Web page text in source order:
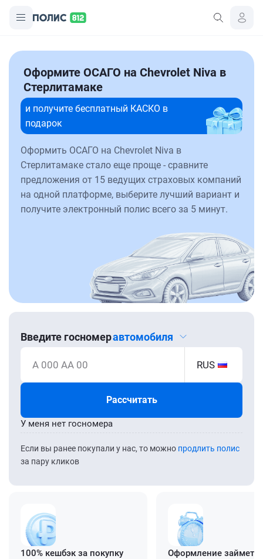
Оформите ОСАГО на Chevrolet Niva в
Стерлитамаке
и получите бесплатный КАСКО в
подарок
Оформить ОСАГО на Chevrolet Niva в
Стерлитамаке стало еще проще - сравните
предложения от 15 ведущих страховых компаний
на одной платформе, выберите лучший вариант и
получите электронный полис всего за 5 минут.
Введите госномеравтомобиля
А 000 АА 00 RUS
Рассчитать
Если вы ранее покупали у нас, то можно продлить полис
за пару кликов
У меня нет госномера
100% кешбэк за покупку
Оформление займет